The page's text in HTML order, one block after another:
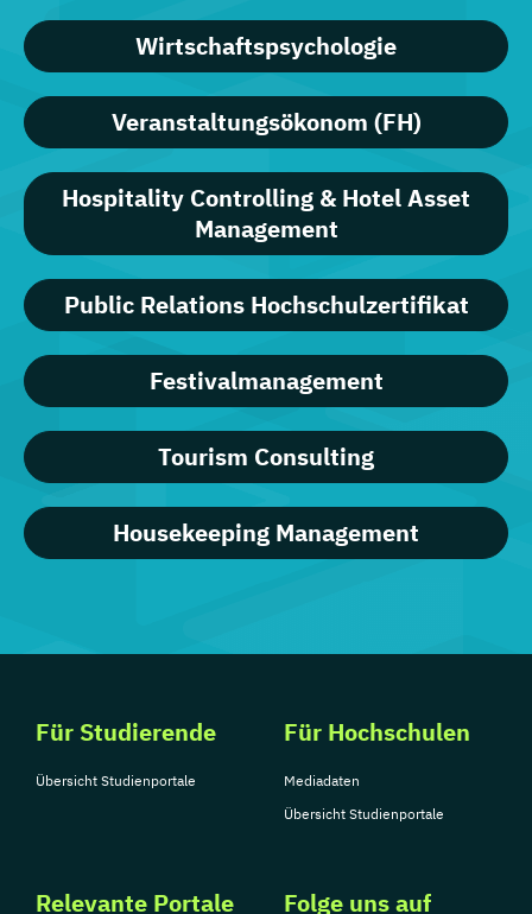
Wirtschaftspsychologie
Veranstaltungsökonom (FH)
Hospitality Controlling & Hotel Asset
Management
Public Relations Hochschulzertifikat
Festivalmanagement
Tourism Consulting
Housekeeping Management
Für Studierende
Übersicht Studienportale
Für Hochschulen
Mediadaten
Übersicht Studienportale
Relevante Portale Folge uns auf